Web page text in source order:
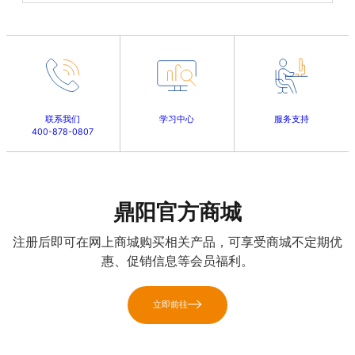
联系我们
400-878-0807
学习中心 服务支持
鼎阳官方商城
注册后即可在网上商城购买相关产品，可享受商城不定期优
惠、促销信息等会员福利。
立即前往